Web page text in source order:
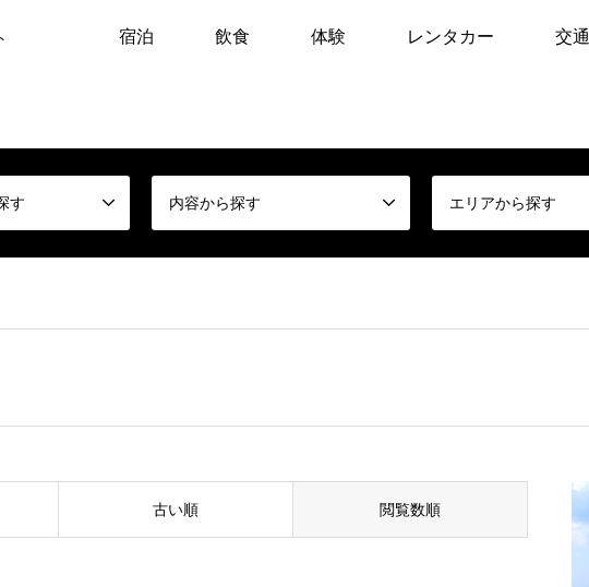
宿泊 飲食 体験 レンタカー 交通
す 内容から探す エリアから探す
古い順 閲覧数順